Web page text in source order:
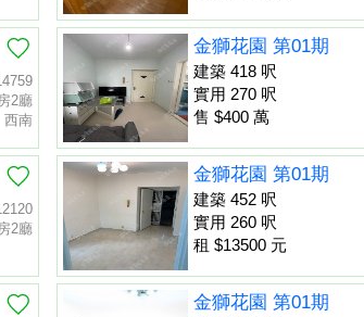
2廳
西南
2廳
金獅花園 第01期
建築 418 呎
實用 270 呎
售 $400 萬
金獅花園 第01期
建築 452 呎
實用 260 呎
租 $13500 元
金獅花園 第01期